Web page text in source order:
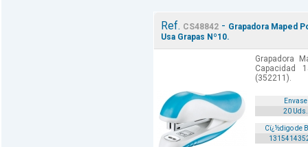
Ref. CS48842- Grapadora Maped
Usa Grapas Nº10.
Grapadora
Capacidad
(352211).
Envase
20 Uds.
Cï¿½digo de